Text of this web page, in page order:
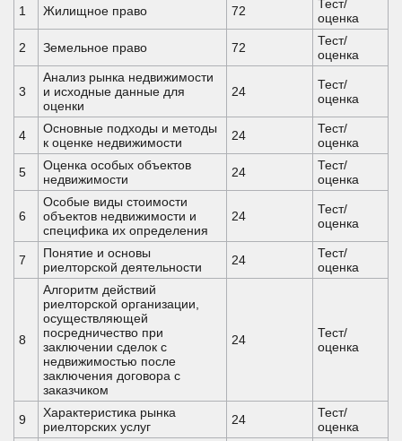
1 Жилищное право 72
Тест/
оценка
2 Земельное право 72
Тест/
оценка
3
Анализ рынка недвижимости
и исходные данные для
оценки
24
Тест/
оценка
4
Основные подходы и методы
к оценке недвижимости
24
Тест/
оценка
5
Оценка особых объектов
недвижимости
24
Тест/
оценка
6
Особые виды стоимости
объектов недвижимости и
специфика их определения
24
Тест/
оценка
7
Понятие и основы
риелторской деятельности
24
Тест/
оценка
8
Алгоритм действий
риелторской организации,
осуществляющей
посредничество при
заключении сделок с
недвижимостью после
заключения договора с
заказчиком
24
Тест/
оценка
9
Характеристика рынка
риелторских услуг
24
Тест/
оценка